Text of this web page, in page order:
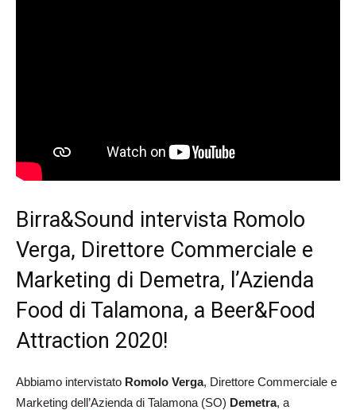
Birra&Sound intervista Romolo
Verga, Direttore Commerciale e
Marketing di Demetra, l’Azienda
Food di Talamona, a Beer&Food
Attraction 2020!
Abbiamo intervistato Romolo Verga, Direttore Commerciale e
Marketing dell’Azienda di Talamona (SO) Demetra, a